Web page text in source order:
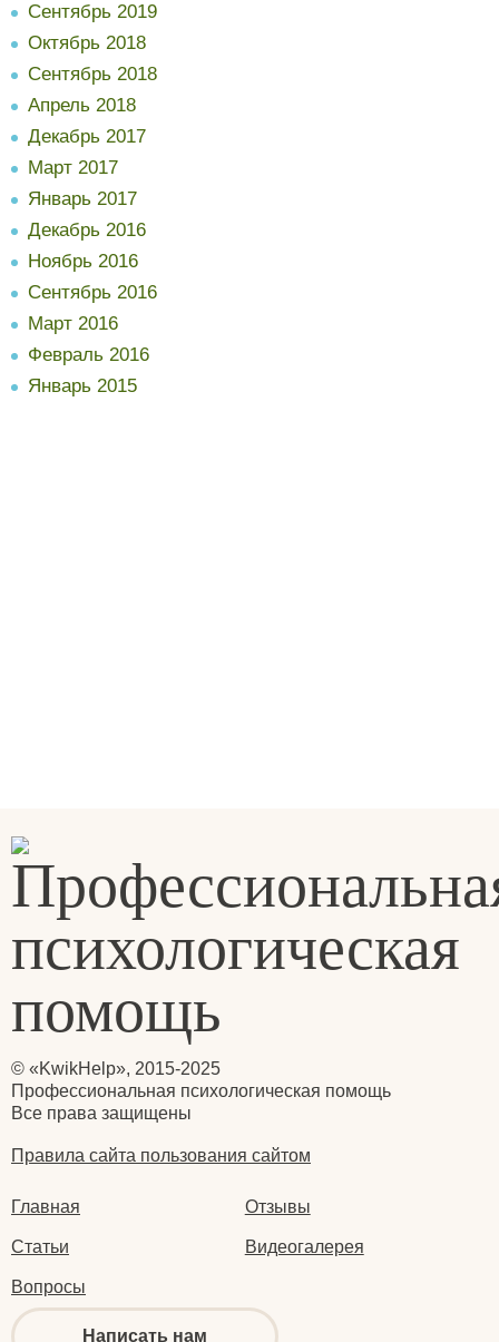
Сентябрь 2019
Октябрь 2018
Сентябрь 2018
Апрель 2018
Декабрь 2017
Март 2017
Январь 2017
Декабрь 2016
Ноябрь 2016
Сентябрь 2016
Март 2016
Февраль 2016
Январь 2015
© «KwikHelp», 2015-2025
Профессиональная психологическая помощь
Все права защищены
Правила сайта пользования сайтом
Главная Отзывы
Статьи Видеогалерея
Вопросы
Написать нам